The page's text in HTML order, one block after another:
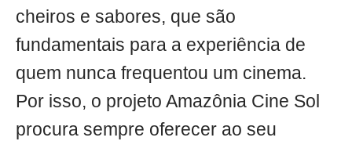
cheiros e sabores, que são
fundamentais para a experiência de
quem nunca frequentou um cinema.
Por isso, o projeto Amazônia Cine Sol
procura sempre oferecer ao seu